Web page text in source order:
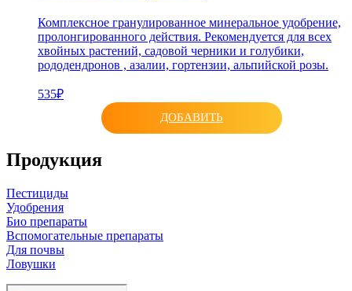
Комплексное гранулированное минеральное удобрение,
пролонгированного действия. Рекомендуется для всех
хвойных растений, садовой черники и голубики,
рододендронов , азалии, гортензии, альпийской розы.
535₽
ДОБАВИТЬ
Продукция
Пестициды
Удобрения
Био препараты
Вспомогательные препараты
Для почвы
Ловушки